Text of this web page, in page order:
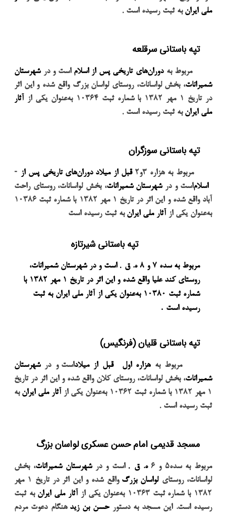
ملی ایران به ثبت رسیده است .
تپه باستانی سرقلعه
مربوط بهدوران‌های تاریخی پس از اسلام است و درشهرستان
شمیرانات، بخش لواسانات، روستای لواسان بزرگ واقع شده و این اثر
در تاریخ ۱ مهر ۱۳۸۲ با شماره ثبت۱۰۳۶۴ به‌عنوان یکی از آثار
ملی ایران به ثبت رسیده است .
تپه باستانی سوزگران
مربوط به هزاره ۳و۲ قبل از میلاد - دوران‌های تاریخی پس از
اسلاماست و درشهرستان شمیرانات، بخش لواسانات، روستای راحت
آباد واقع شده و این اثر در تاریخ ۱ مهر ۱۳۸۲ با شماره ثبت۱۰۳۸۶
به‌عنوان یکی از آثار ملی ایران به ثبت رسیده است
تپه باستانی شیرتازه
مربوط به سده ۷ و ۸ ه. ق . است و درشهرستان شمیرانات،
روستای کند علیا واقع شده و این اثر در تاریخ ۱ مهر ۱۳۸۲ با
شماره ثبت ۱۰۳۸۰ به‌عنوان یکی از آثار ملی ایران به ثبت
رسیده است .
تپه باستانی قلیان (فرنگیس)
مربوط بههزاره اول قبل از میلاداست و درشهرستان
شمیرانات، بخش لواسانات، روستای کلان واقع شده و این اثر در تاریخ
۱ مهر ۱۳۸۲ با شماره ثبت ۱۰۳۶۲ به‌عنوان یکی از آثار ملی ایران به
ثبت رسیده است .
مسجد قدیمی امام حسن عسکری لواسان بزرگ
مربوط به سده۵ و۶ ه. ق . است و درشهرستان شمیرانات، بخش
لواسانات، روستایلواسان بزرگ واقع شده و این اثر در تاریخ ۱ مهر
۱۳۸۲ با شماره ثبت ۱۰۳۶۳ به‌عنوان یکی ازآثار ملی ایران به ثبت
رسیده است. این مسجد به دستورحسن بن زید هنگام دعوت مردم